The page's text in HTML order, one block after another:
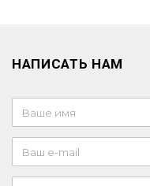
НАПИСАТЬ НАМ